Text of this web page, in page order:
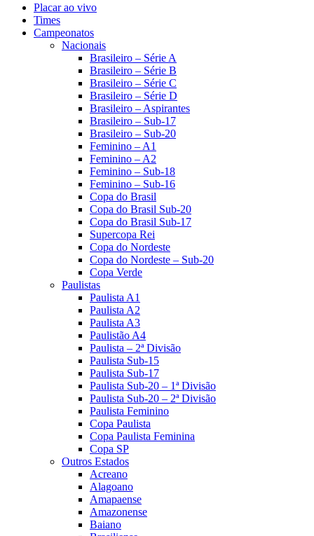
Placar ao vivo
Times
Campeonatos
Nacionais
Brasileiro – Série A
Brasileiro – Série B
Brasileiro – Série C
Brasileiro – Série D
Brasileiro – Aspirantes
Brasileiro – Sub-17
Brasileiro – Sub-20
Feminino – A1
Feminino – A2
Feminino – Sub-18
Feminino – Sub-16
Copa do Brasil
Copa do Brasil Sub-20
Copa do Brasil Sub-17
Supercopa Rei
Copa do Nordeste
Copa do Nordeste – Sub-20
Copa Verde
Paulistas
Paulista A1
Paulista A2
Paulista A3
Paulistão A4
Paulista – 2ª Divisão
Paulista Sub-15
Paulista Sub-17
Paulista Sub-20 – 1ª Divisão
Paulista Sub-20 – 2ª Divisão
Paulista Feminino
Copa Paulista
Copa Paulista Feminina
Copa SP
Outros Estados
Acreano
Alagoano
Amapaense
Amazonense
Baiano